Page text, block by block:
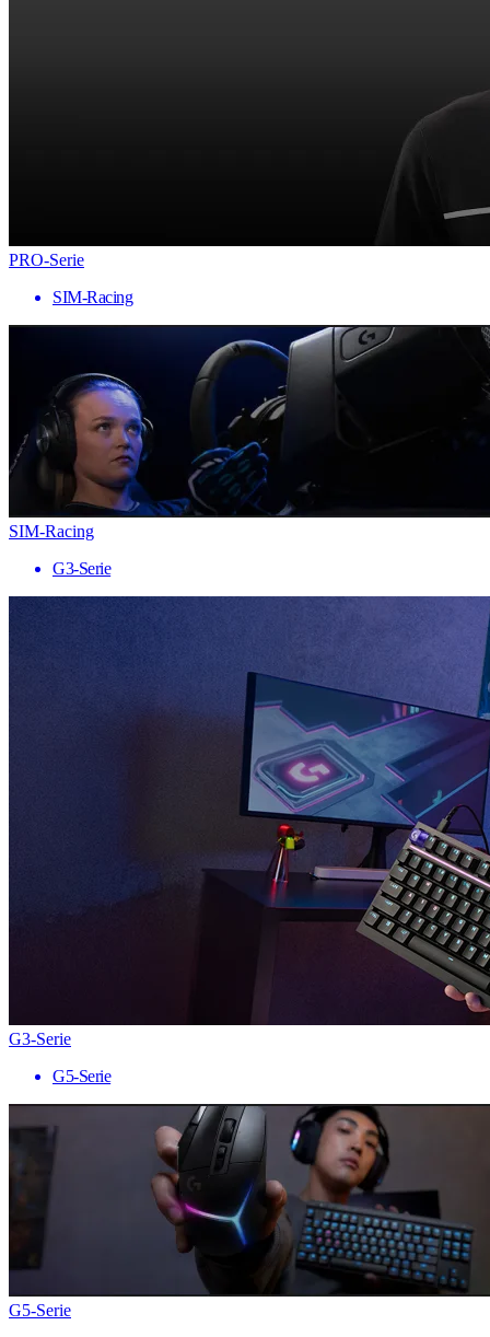
PRO-Serie
SIM-Racing
SIM-Racing
G3-Serie
G3-Serie
G5-Serie
G5-Serie